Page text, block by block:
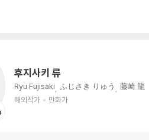
후지사키 류
Ryu Fujisaki ふじさき りゅう
藤崎 龍
해외작가
만화가